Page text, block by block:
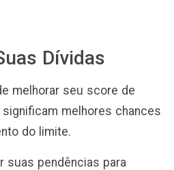
Dívidas
melhorar seu score de
melhores chances
do limite.
suas pendências para